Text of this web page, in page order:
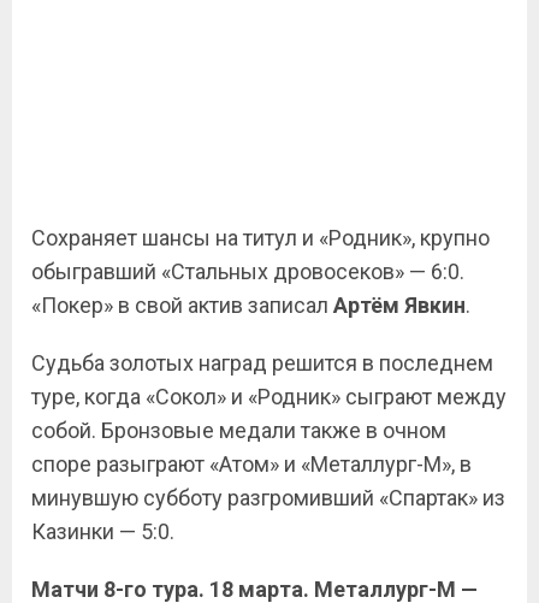
Сохраняет шансы на титул и «Родник», крупно
обыгравший «Стальных дровосеков» — 6:0.
«Покер» в свой актив записал Артём Явкин.
Судьба золотых наград решится в последнем
туре, когда «Сокол» и «Родник» сыграют между
собой. Бронзовые медали также в очном
споре разыграют «Атом» и «Металлург-М», в
минувшую субботу разгромивший «Спартак» из
Казинки — 5:0.
Матчи 8-го тура. 18 марта. Металлург-М —